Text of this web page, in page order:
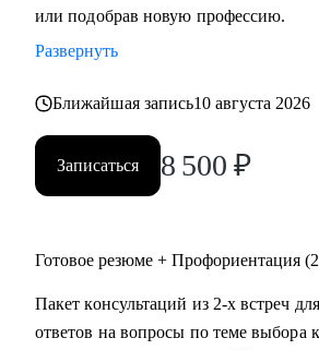
• образование
• бухгалтерия
• аналитика
• склад
• HR
или подобрав новую профессию.
Развернуть
Ближайшая запись10 августа 2026
Записаться 8 500 ₽
Готовое резюме + Профориентация
Пакет консультаций из 2-х встреч
ответов на вопросы по теме выбора